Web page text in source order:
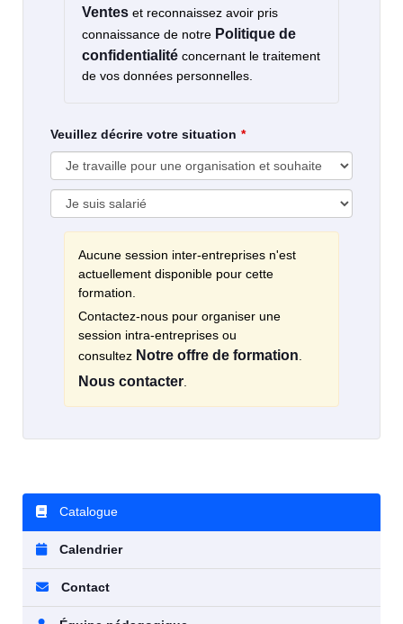
Ventes et reconnaissez avoir pris
connaissance de notre Politique de
confidentialité concernant le traitement
de vos données personnelles.
Veuillez décrire votre situation
Aucune session inter-entreprises n'est
actuellement disponible pour cette
formation.
Contactez-nous pour organiser une
session intra-entreprises ou
consultez Notre offre de formation
Nous contacter
Catalogue
Calendrier
Contact